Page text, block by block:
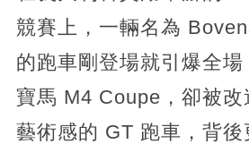
競賽上，一輛名為
的跑車剛登場就引爆全
寶馬 M4 Coupe，卻被改
藝術感的 GT 跑車，背後